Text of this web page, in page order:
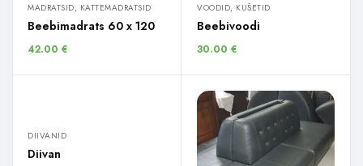
MADRATSID, KATTEMADRATSID
Beebimadrats 60 x 120
42.00 €
VOODID, KUŠETID
Beebivoodi
30.00 €
DIIVANID
Diivan